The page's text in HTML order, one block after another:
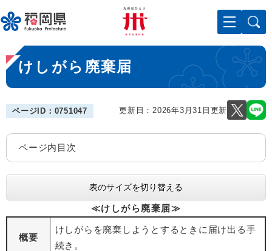
ー
ジ
先
頭
で
メニューを飛ばして本文へ
本
文
けしがら廃棄届
ページID：0751047 更新日：2026年3月31日更新
ページ内目次
表のサイズを切り替える
≪けしがら廃棄届≫
概要
けしがらを廃棄しようとするときに届け出る手
続き。